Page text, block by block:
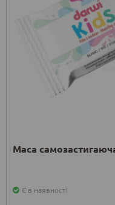
Маса
Є в наявності